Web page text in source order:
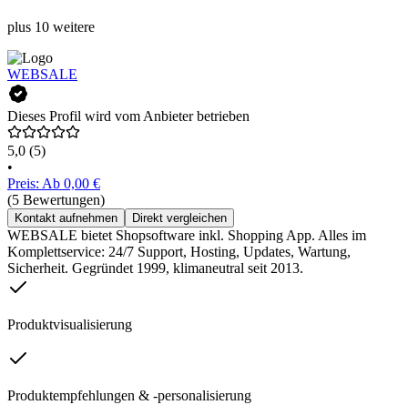
plus 10 weitere
WEBSALE
Dieses Profil wird vom Anbieter betrieben
5,0 (5)
•
Preis: Ab 0,00 €
(5 Bewertungen)
Kontakt aufnehmen Direkt vergleichen
WEBSALE bietet Shopsoftware inkl. Shopping App. Alles im
Komplettservice: 24/7 Support, Hosting, Updates, Wartung,
Sicherheit. Gegründet 1999, klimaneutral seit 2013.
Produktvisualisierung
Produktempfehlungen & -personalisierung